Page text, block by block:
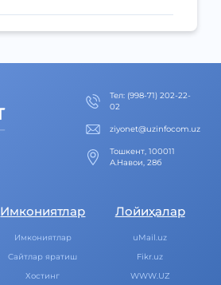
Тел: (998-71) 202-22-
02
ziyonet@uzinfocom.uz
Тошкент, 100011
А.Навои, 28б
Имкониятлар
Имкониятлар
Cайтлар яратиш
Хостинг
Лойиҳалар
uMail.uz
Fikr.uz
WWW.UZ